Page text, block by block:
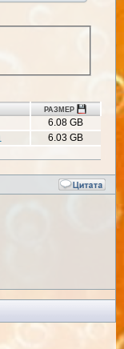
РАЗМЕР
6.08 GB
6.03 GB